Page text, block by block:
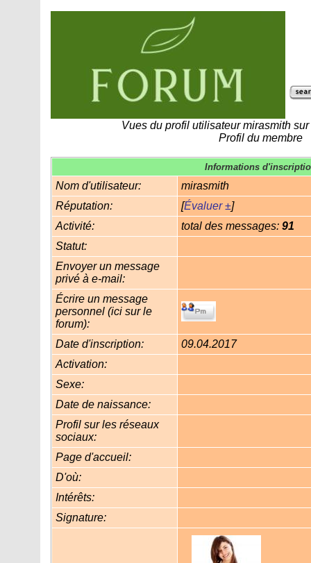
Vues du profil utilisateur mirasmith
Profil du membre
Informations
Nom d'utilisateur:
mirasmith
Réputation:
[Évaluer ±]
Activité:
total des messages:91
Statut:
Envoyer un message
privé à e-mail:
Écrire un message
personnel (ici sur le
forum):
Date d'inscription:
09.04.2017
Activation:
Sexe:
Date de naissance:
Profil sur les réseaux
sociaux:
Page d'accueil:
D'où:
Intérêts:
Signature: